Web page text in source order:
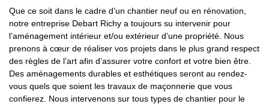
Que ce soit dans le cadre d’un chantier neuf ou en rénovation,
notre entreprise Debart Richy a toujours su intervenir pour
l’aménagement intérieur et/ou extérieur d’une propriété. Nous
prenons à cœur de réaliser vos projets dans le plus grand respect
des règles de l’art afin d’assurer votre confort et votre bien être.
Des aménagements durables et esthétiques seront au rendez-
vous quels que soient les travaux de maçonnerie que vous
confierez. Nous intervenons sur tous types de chantier pour le